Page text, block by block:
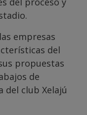
empresas
del
propuestas
de
del club Xelajú